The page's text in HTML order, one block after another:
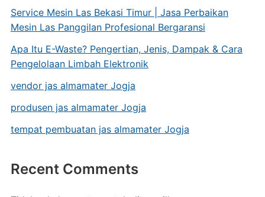
Service Mesin Las Bekasi Timur | Jasa Perbaikan
Mesin Las Panggilan Profesional Bergaransi
Apa Itu E-Waste? Pengertian, Jenis, Dampak & Cara
Pengelolaan Limbah Elektronik
vendor jas almamater Jogja
produsen jas almamater Jogja
tempat pembuatan jas almamater Jogja
Recent Comments